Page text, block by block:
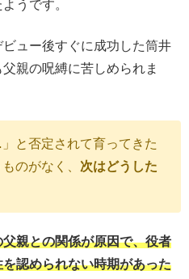
うです。
ュー後すぐに成功した筒井
親の呪縛に苦しめられま
」と否定されて育ってきた
のがなく、 次はどうした
親との関係が原因で、役者
認められない時期があった